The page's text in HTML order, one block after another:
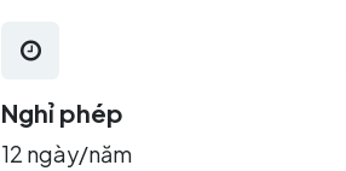
Nghỉ phép
12 ngày/năm